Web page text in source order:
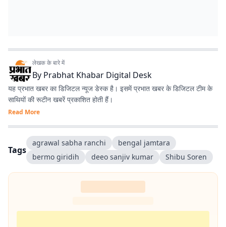
लेखक के बारे में
By Prabhat Khabar Digital Desk
यह प्रभात खबर का डिजिटल न्यूज डेस्क है। इसमें प्रभात खबर के डिजिटल टीम के
साथियों की रूटीन खबरें प्रकाशित होती हैं।
Read More
Tags
agrawal sabha ranchi
bengal jamtara
bermo giridih
deeo sanjiv kumar Shibu Soren